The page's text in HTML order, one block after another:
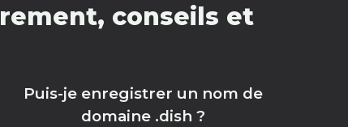
conseils et
Puis-je enregistrer un nom de
domaine .dish ?